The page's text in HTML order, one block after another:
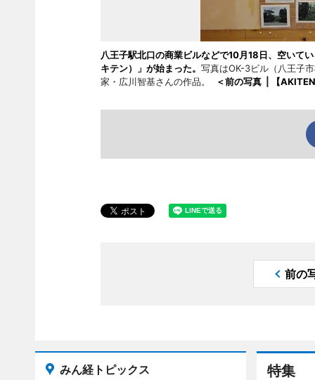
八王子駅北口の商業ビルなどで10月18日、空いて
キテン）」が始まった。 写真はOK-3ビル（八王子
家・広川智基さんの作品。
＜前の写真| 【
前の
特集
みん経トピックス